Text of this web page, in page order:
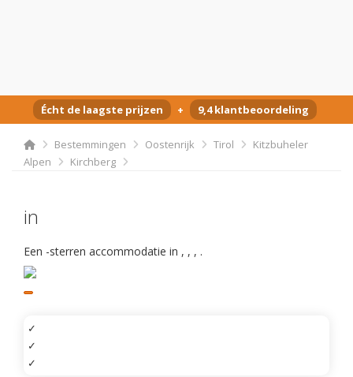
Écht de laagste prijzen + 9,4 klantbeoordeling
Bestemmingen Oostenrijk Tirol
Kitzbuheler
Alpen
Kirchberg
in
Een -sterren accommodatie in , , , .
✓
✓
✓